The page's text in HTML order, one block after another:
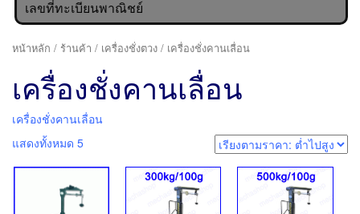
เลขที่ทะเบียนพาณิชย์
หน้าหลัก / ร้านค้า / เครื่องชั่งตวง / เครื่องชั่งคานเลื่อน
เครื่องชั่งคานเลื่อน
เครื่องชั่งคานเลื่อน
แสดงทั้งหมด 5